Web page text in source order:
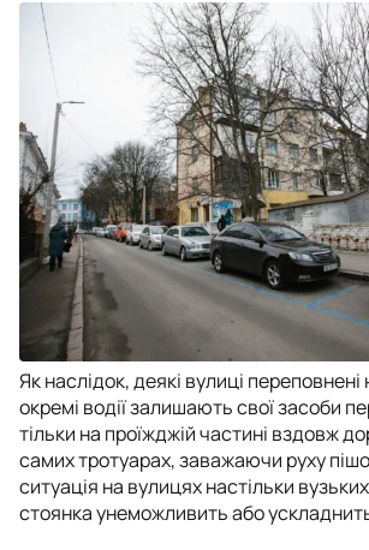
Як наслідок, деякі вулиці
окремі водії залишають свої засоби
тільки на проїжджій частині вздовж
самих тротуарах, заважаючи руху
ситуація на вулицях настільки
стоянка унеможливить або